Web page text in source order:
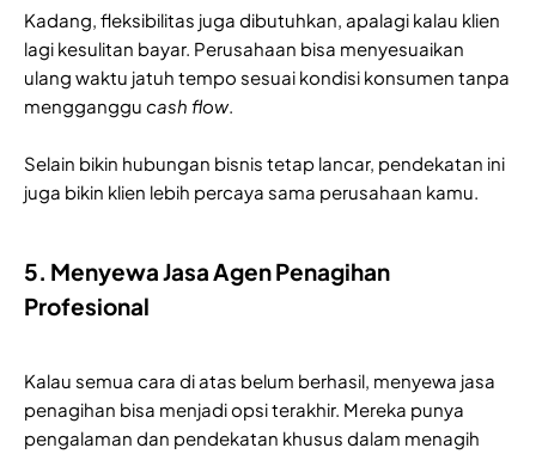
Kadang, fleksibilitas juga dibutuhkan, apalagi kalau klien
lagi kesulitan bayar. Perusahaan bisa menyesuaikan
ulang waktu jatuh tempo sesuai kondisi konsumen tanpa
mengganggu cash flow.
Selain bikin hubungan bisnis tetap lancar, pendekatan ini
juga bikin klien lebih percaya sama perusahaan kamu.
5. Menyewa Jasa Agen Penagihan
Profesional
Kalau semua cara di atas belum berhasil, menyewa jasa
penagihan bisa menjadi opsi terakhir. Mereka punya
pengalaman dan pendekatan khusus dalam menagih